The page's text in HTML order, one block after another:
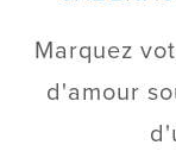
Marquez
d'amour